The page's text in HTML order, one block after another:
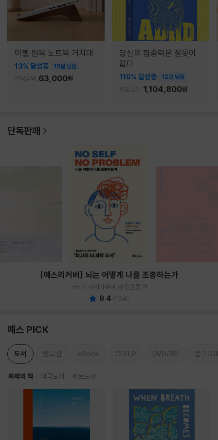
이젤 원목 노트북 거치대
13% 달성중 19일 남음
펀딩금액 63,000원
당신의 집중력은 잘못이
없다
110% 달성중 12일 남음
펀딩금액 1,104,800원
단독판매
[예스리커버] 뇌는 어떻게 나를 조종하는가
크리스 나이바우어 저/김윤종 역
9.4 (104)
예스 PICK
도서 중고샵 eBook CD/LP DVD/BD 문구/
화제의 책 외국도서 세트도서